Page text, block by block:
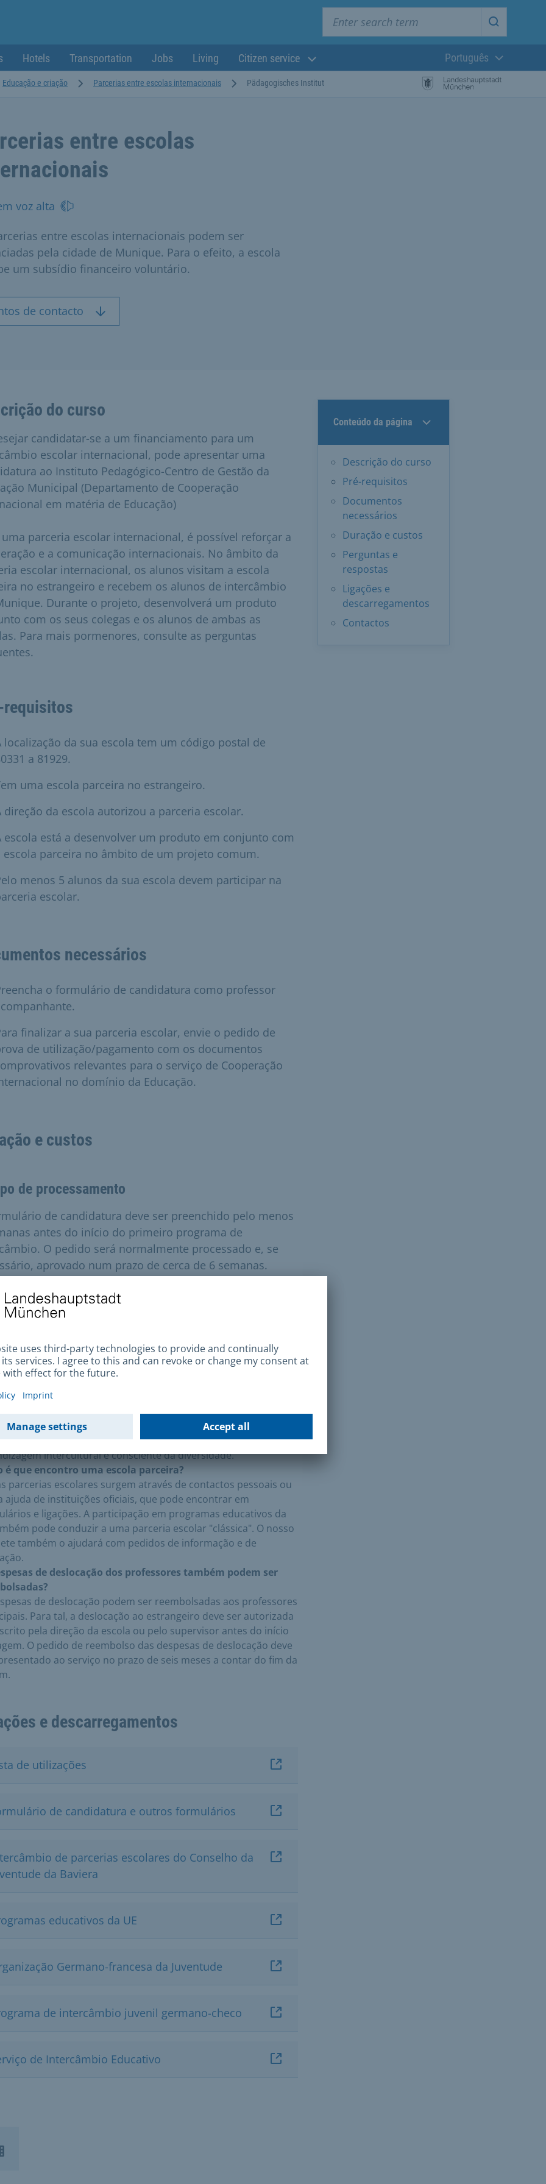
Start
Hotels Transportation Jobs Living Citizen service
Língua atual:
Português
Educação e criação Parcerias entre escolas internacionais Pädagogisches Institut
entre escolas
voz alta
entre escolas internacionais podem ser
pela cidade de Munique. Para o efeito, a escola
um subsídio financeiro voluntário.
de contacto
Conteúdo da página
Descrição do curso
Pré-requisitos
Documentos
necessários
Duração e custos
Perguntas e
respostas
Ligações e
descarregamentos
Contactos
do curso
candidatar-se a um financiamento para um
escolar internacional, pode apresentar uma
ao Instituto Pedagógico-Centro de Gestão da
Municipal (Departamento de Cooperação
em matéria de Educação)
uma parceria escolar internacional, é possível reforçar a
e a comunicação internacionais. No âmbito da
escolar internacional, os alunos visitam a escola
no estrangeiro e recebem os alunos de intercâmbio
Durante o projeto, desenvolverá um produto
com os seus colegas e os alunos de ambas as
Para mais pormenores, consulte as perguntas
requisitos
localização da sua escola tem um código postal de
a 81929.
uma escola parceira no estrangeiro.
direção da escola autorizou a parceria escolar.
escola está a desenvolver um produto em conjunto com
escola parceira no âmbito de um projeto comum.
menos 5 alunos da sua escola devem participar na
escolar.
necessários
o formulário de candidatura como professor
finalizar a sua parceria escolar, envie o pedido de
de utilização/pagamento com os documentos
relevantes para o serviço de Cooperação
no domínio da Educação.
e custos
de processamento
de candidatura deve ser preenchido pelo menos
antes do início do primeiro programa de
O pedido será normalmente processado e, se
aprovado num prazo de cerca de 6 semanas.
e respostas
é um produto?
entre alunos de Munique e os seus parceiros
são financiados se trabalharem em conjunto num
ou tema e se, no final, houver um produto apresentável sob a
de um resultado visível. Em princípio, são possíveis projectos
as áreas de convivência social que promovam uma
intercultural e consciente da diversidade.
é que encontro uma escola parceira?
parcerias escolares surgem através de contactos pessoais ou
ajuda de instituições oficiais, que pode encontrar em
e ligações. A participação em programas educativos da
pode conduzir a uma parceria escolar "clássica". O nosso
também o ajudará com pedidos de informação e de
de deslocação dos professores também podem ser
de deslocação podem ser reembolsadas aos professores
Para tal, a deslocação ao estrangeiro deve ser autorizada
pela direção da escola ou pelo supervisor antes do início
O pedido de reembolso das despesas de deslocação deve
ao serviço no prazo de seis meses a contar do fim da
e descarregamentos
de utilizações
de candidatura e outros formulários
de parcerias escolares do Conselho da
da Baviera
educativos da UE
Germano-francesa da Juventude
de intercâmbio juvenil germano-checo
de Intercâmbio Educativo